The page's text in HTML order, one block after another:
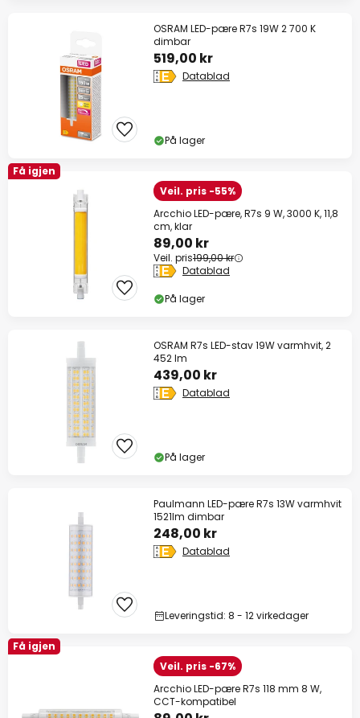
OSRAM LED-pære R7s 19W 2 700 K
dimbar
519,00 kr
Datablad
På lager
Få igjen
Veil. pris -55%
Arcchio LED-pære, R7s 9 W, 3000 K, 11,8
cm, klar
89,00 kr
Veil. pris199,00 kr
Datablad
På lager
OSRAM R7s LED-stav 19W varmhvit, 2
452 lm
439,00 kr
Datablad
På lager
Paulmann LED-pære R7s 13W varmhvit
1521lm dimbar
248,00 kr
Datablad
Leveringstid: 8 - 12 virkedager
Få igjen
Veil. pris -67%
Arcchio LED-pære R7s 118 mm 8 W,
CCT-kompatibel